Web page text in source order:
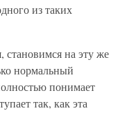
из таких
на эту же
нормальный
понимает
так, как эта